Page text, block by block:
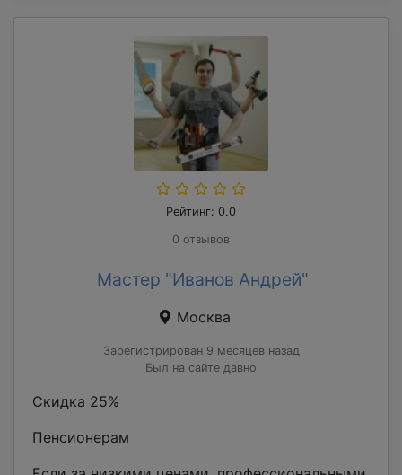
Рейтинг: 0.0
0 отзывов
Мастер "Иванов Андрей"
Москва
Зарегистрирован 9 месяцев назад
Был на сайте давно
Скидка 25%
Пенсионерам